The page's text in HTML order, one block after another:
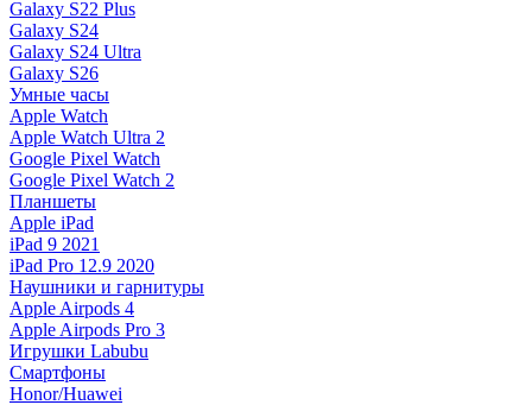
Galaxy S22 Plus
Galaxy S24
Galaxy S24 Ultra
Galaxy S26
Умные часы
Apple Watch
Apple Watch Ultra 2
Google Pixel Watch
Google Pixel Watch 2
Планшеты
Apple iPad
iPad 9 2021
iPad Pro 12.9 2020
Наушники и гарнитуры
Apple Airpods 4
Apple Airpods Pro 3
Игрушки Labubu
Смартфоны
Honor/Huawei